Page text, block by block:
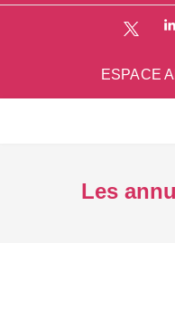
ESPACE
Les